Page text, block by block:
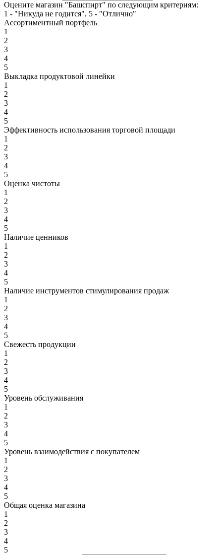
Оцените магазин "Башспирт" по следующим критериям:
1 - "Никуда не годится", 5 - "Отлично"
Ассортиментный портфель
1
2
3
4
5
Выкладка продуктовой линейки
1
2
3
4
5
Эффективность использования торговой площади
1
2
3
4
5
Оценка чистоты
1
2
3
4
5
Наличие ценников
1
2
3
4
5
Наличие инструментов стимулирования продаж
1
2
3
4
5
Свежесть продукции
1
2
3
4
5
Уровень обслуживания
1
2
3
4
5
Уровень взаимодействия с покупателем
1
2
3
4
5
Общая оценка магазина
1
2
3
4
5